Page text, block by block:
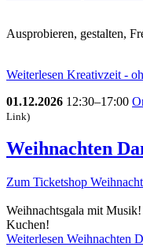
Ausprobieren, gestalten,
Weiterlesen Kreativzeit -
01.12.2026 12:30–17:00
Link)
Weihnachten
Zum Ticketshop
Weihnachtsgala mit
Kuchen!
Weiterlesen Weihnachten